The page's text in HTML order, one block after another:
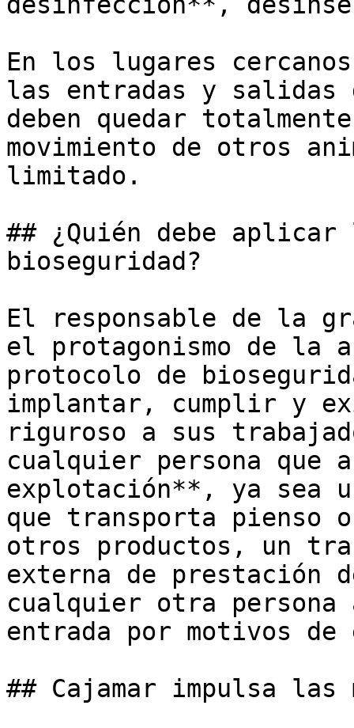
En los lugares
las entradas y salidas
deben quedar
movimiento de otros
limitado.
## ¿Quién debe aplicar
bioseguridad?
El responsable de la
el protagonismo de la
protocolo de
implantar, cumplir y
riguroso a sus
cualquier persona
explotación**, ya sea
que transporta pienso
otros productos, un
externa de
cualquier otra
entrada por motivos
## Cajamar impulsa las